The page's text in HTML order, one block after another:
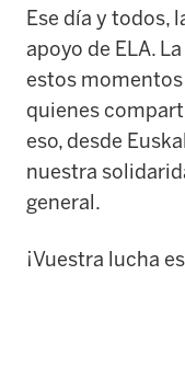
Ese día y todos,
apoyo de ELA.
estos
quienes
eso, desde
nuestra
general.
¡Vuestra lucha